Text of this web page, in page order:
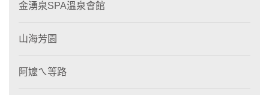
金湧泉SPA溫泉會館
山海芳園
阿嬤ㄟ等路